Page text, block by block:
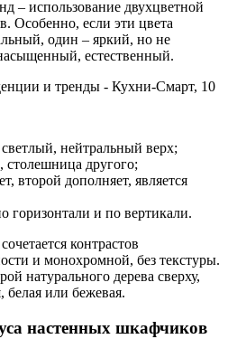
– использование двухцветной
Особенно, если эти цвета
один – яркий, но не
естественный.
нейтральный верх;
столешница другого;
второй дополняет, является
горизонтали и по вертикали.
контрастов
и монохромной, без текстуры.
натурального дерева сверху,
белая или бежевая.
настенных шкафчиков